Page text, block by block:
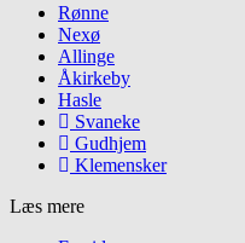
Rønne
Nexø
Allinge
Åkirkeby
Hasle
Svaneke
Gudhjem
Klemensker
Læs mere